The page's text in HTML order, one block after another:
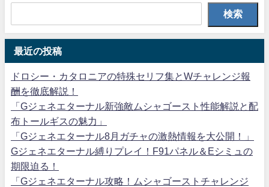
検索
最近の投稿
ドロシー・カタロニアの特殊セリフ集とWチャレンジ報
酬を徹底解説！
「Gジェネエターナル新強敵ムシャゴースト性能解説と配
布トールギスの魅力」
「Gジェネエターナル8月ガチャの激熱情報を大公開！」
Gジェネエターナル縛りプレイ！F91パネル＆Eシミュの
期限迫る！
「Gジェネエターナル攻略！ムシャゴーストチャレンジ